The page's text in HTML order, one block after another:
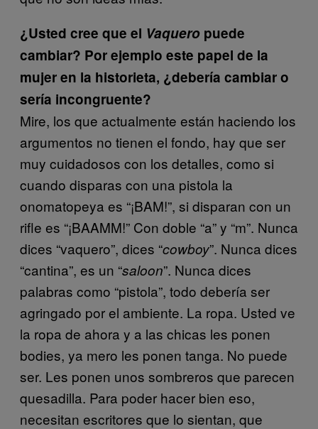
¿Usted cree que el Vaquero puede
cambiar? Por ejemplo este papel de la
mujer en la historieta, ¿debería cambiar o
sería incongruente?
Mire, los que actualmente están haciendo los
argumentos no tienen el fondo, hay que ser
muy cuidadosos con los detalles, como si
cuando disparas con una pistola la
onomatopeya es “¡BAM!”, si disparan con un
rifle es “¡BAAMM!” Con doble “a” y “m”. Nunca
dices “vaquero”, dices “cowboy”. Nunca dices
“cantina”, es un “saloon”. Nunca dices
palabras como “pistola”, todo debería ser
agringado por el ambiente. La ropa. Usted ve
la ropa de ahora y a las chicas les ponen
bodies, ya mero les ponen tanga. No puede
ser. Les ponen unos sombreros que parecen
quesadilla. Para poder hacer bien eso,
necesitan escritores que lo sientan, que